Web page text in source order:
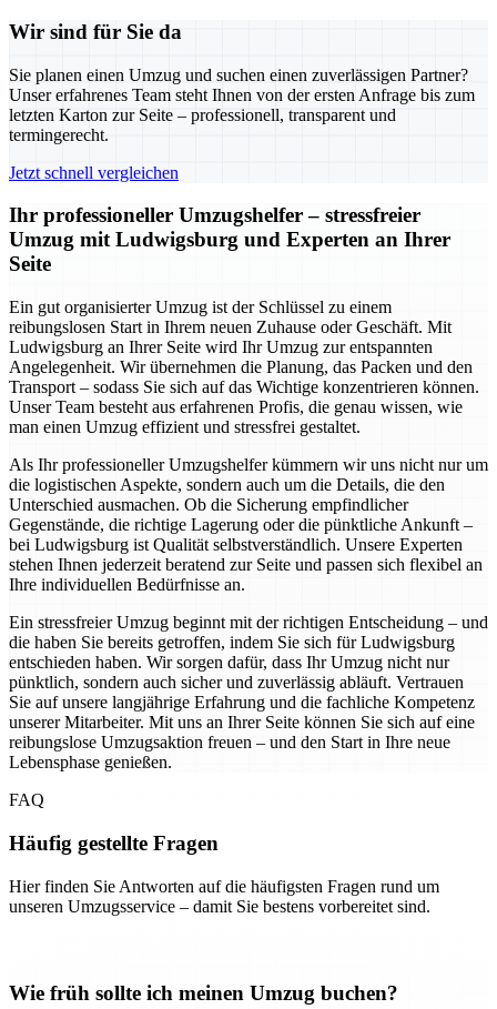
Wir sind für Sie da
Sie planen einen Umzug und suchen einen zuverlässigen Partner?
Unser erfahrenes Team steht Ihnen von der ersten Anfrage bis zum
letzten Karton zur Seite – professionell, transparent und
termingerecht.
Jetzt schnell vergleichen
Ihr professioneller Umzugshelfer – stressfreier
Umzug mit Ludwigsburg und Experten an Ihrer
Seite
Ein gut organisierter Umzug ist der Schlüssel zu einem
reibungslosen Start in Ihrem neuen Zuhause oder Geschäft. Mit
Ludwigsburg an Ihrer Seite wird Ihr Umzug zur entspannten
Angelegenheit. Wir übernehmen die Planung, das Packen und den
Transport – sodass Sie sich auf das Wichtige konzentrieren können.
Unser Team besteht aus erfahrenen Profis, die genau wissen, wie
man einen Umzug effizient und stressfrei gestaltet.
Als Ihr professioneller Umzugshelfer kümmern wir uns nicht nur um
die logistischen Aspekte, sondern auch um die Details, die den
Unterschied ausmachen. Ob die Sicherung empfindlicher
Gegenstände, die richtige Lagerung oder die pünktliche Ankunft –
bei Ludwigsburg ist Qualität selbstverständlich. Unsere Experten
stehen Ihnen jederzeit beratend zur Seite und passen sich flexibel an
Ihre individuellen Bedürfnisse an.
Ein stressfreier Umzug beginnt mit der richtigen Entscheidung – und
die haben Sie bereits getroffen, indem Sie sich für Ludwigsburg
entschieden haben. Wir sorgen dafür, dass Ihr Umzug nicht nur
pünktlich, sondern auch sicher und zuverlässig abläuft. Vertrauen
Sie auf unsere langjährige Erfahrung und die fachliche Kompetenz
unserer Mitarbeiter. Mit uns an Ihrer Seite können Sie sich auf eine
reibungslose Umzugsaktion freuen – und den Start in Ihre neue
Lebensphase genießen.
FAQ
Häufig gestellte Fragen
Hier finden Sie Antworten auf die häufigsten Fragen rund um
unseren Umzugsservice – damit Sie bestens vorbereitet sind.
Wie früh sollte ich meinen Umzug buchen?